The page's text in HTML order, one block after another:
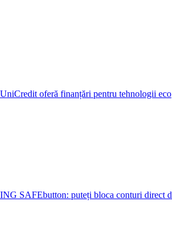
UniCredit oferă finanțări pentru tehnologii eco
ING SAFEbutton: puteți bloca conturi direct